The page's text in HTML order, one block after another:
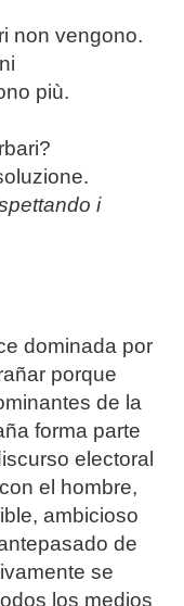
non vengono.
più.
i
dominada por
porque
de la
forma parte
electoral
el hombre,
ambicioso
de
se
los medios